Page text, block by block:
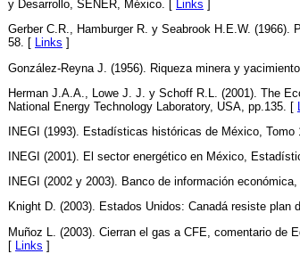
y Desarrollo, SENER, México. [ Links ]
Gerber C.R., Hamburger R. y Seabrook H.E.W.
58. [ Links ]
González-Reyna J. (1956). Riqueza minera y
Herman J.A.A., Lowe J. J. y Schoff R.L. (2001). The
National Energy Technology Laboratory, USA, pp.135. [
INEGI (1993). Estadísticas históricas de México,
INEGI (2001). El sector energético en México,
INEGI (2002 y 2003). Banco de información
Knight D. (2003). Estados Unidos: Canadá resiste
Muñoz L. (2003). Cierran el gas a CFE, comentario de
[ Links ]